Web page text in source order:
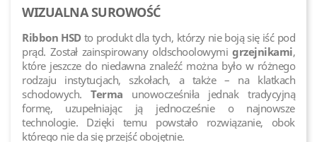
WIZUALNA SUROWOŚĆ
Ribbon HSDto produkt dla tych, którzy nie boją się iść pod
prąd. Został zainspirowany oldschoolowymi grzejnikami
które jeszcze do niedawna znaleźć można było w różnego
rodzaju instytucjach, szkołach, a także – na klatkach
schodowych.Terma unowocześniła jednak tradycyjną
formę, uzupełniając ją jednocześnie o najnowsze
technologie. Dzięki temu powstało rozwiązanie, obok
którego nie da się przejść obojętnie.